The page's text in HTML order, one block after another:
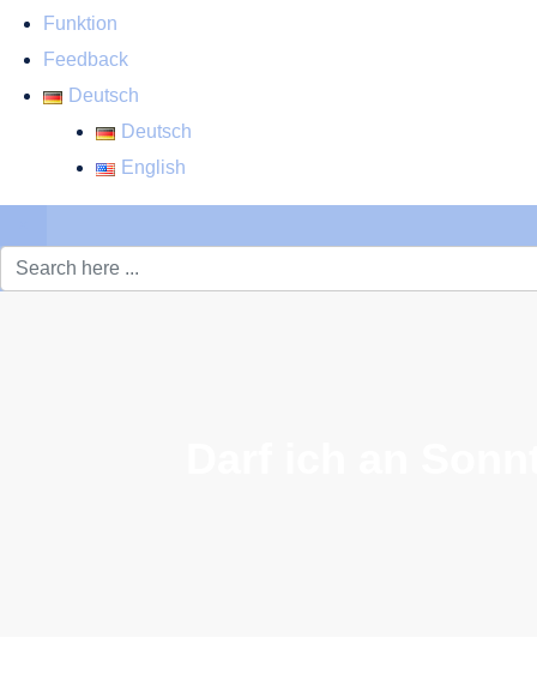
Funktion
Feedback
Deutsch
Deutsch
English